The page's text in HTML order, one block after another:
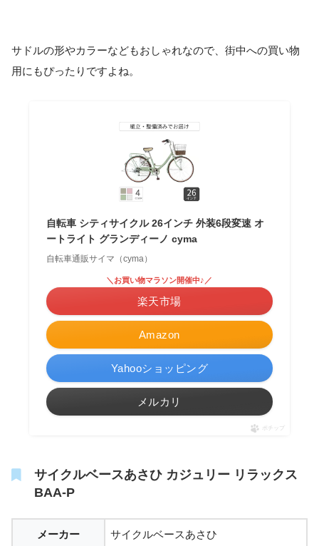
サドルの形やカラーなどもおしゃれなので、街中への買い物
用にもぴったりですよね。
自転車 シティサイクル 26インチ 外装6段変速 オ
ートライト グランディーノ cyma
自転車通販サイマ（cyma）
Amazon
＼お買い物マラソン開催中♪／
楽天市場
Yahooショッピング
メルカリ
ポチップ
サイクルベースあさひ カジュリー リラックス
BAA-P
メーカー サイクルベースあさひ